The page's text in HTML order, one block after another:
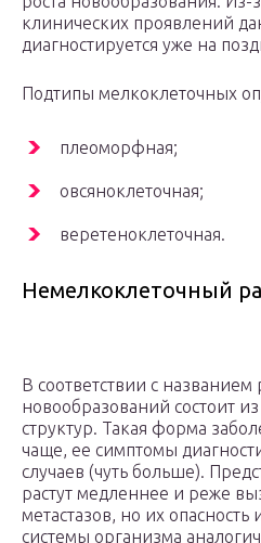
клинических проявлений
диагностируется уже на
Подтипы мелкоклеточных
плеоморфная;
овсяноклеточная;
веретеноклеточная.
Немелкоклеточный
В соответствии с
новообразований состоит
структур. Такая форма
чаще, ее симптомы
случаев (чуть больше).
растут медленнее и реже
метастазов, но их опасность
системы организма